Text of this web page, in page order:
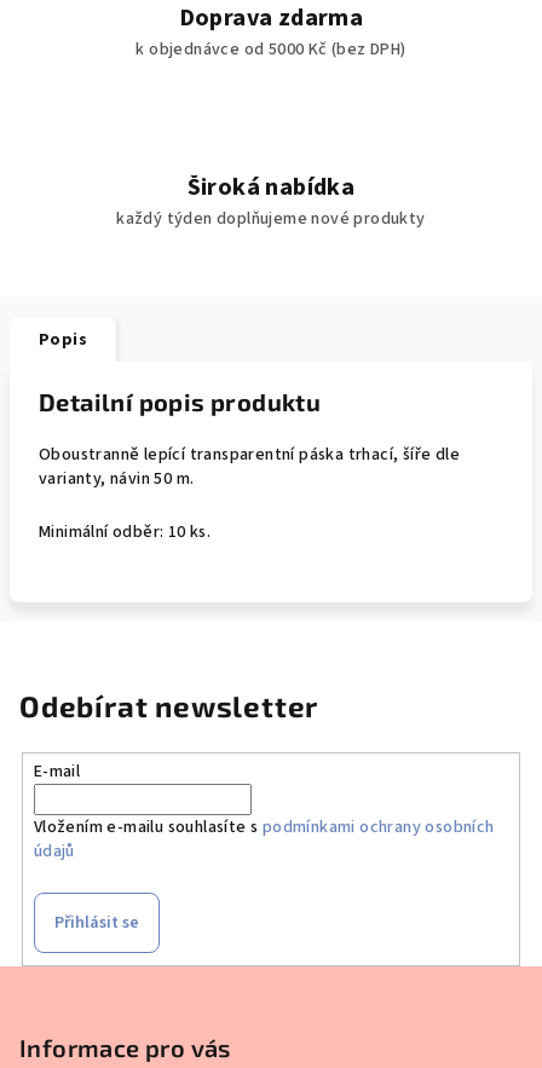
Doprava zdarma
k objednávce od 5000 Kč (bez DPH)
Široká nabídka
každý týden doplňujeme nové produkty
Popis
Detailní popis produktu
Oboustranně lepící transparentní páska trhací, šíře dle
varianty, návin 50 m.
Minimální odběr: 10 ks.
Odebírat newsletter
E-mail
Vložením e-mailu souhlasíte s podmínkami ochrany osobních
údajů
Přihlásit se
Informace pro vás